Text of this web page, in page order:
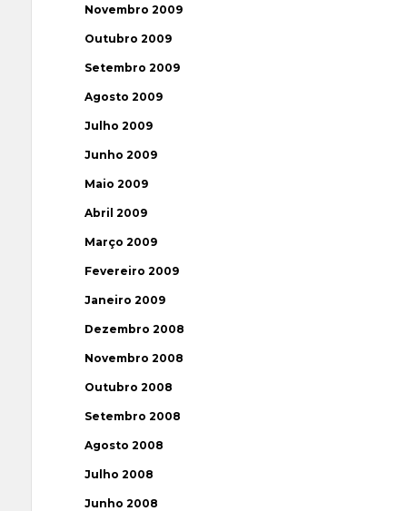
Novembro 2009
Outubro 2009
Setembro 2009
Agosto 2009
Julho 2009
Junho 2009
Maio 2009
Abril 2009
Março 2009
Fevereiro 2009
Janeiro 2009
Dezembro 2008
Novembro 2008
Outubro 2008
Setembro 2008
Agosto 2008
Julho 2008
Junho 2008